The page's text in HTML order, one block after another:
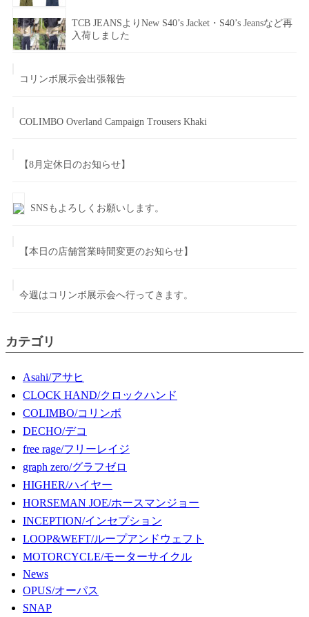
TCB JEANSよりNew S40’s Jacket・S40’s Jeansなど再
入荷しました
コリンボ展示会出張報告
COLIMBO Overland Campaign Trousers Khaki
【8月定休日のお知らせ】
SNSもよろしくお願いします。
【本日の店舗営業時間変更のお知らせ】
今週はコリンボ展示会へ行ってきます。
カテゴリ
Asahi/アサヒ
CLOCK HAND/クロックハンド
COLIMBO/コリンボ
DECHO/デコ
free rage/フリーレイジ
graph zero/グラフゼロ
HIGHER/ハイヤー
HORSEMAN JOE/ホースマンジョー
INCEPTION/インセプション
LOOP&WEFT/ループアンドウェフト
MOTORCYCLE/モーターサイクル
News
OPUS/オーパス
SNAP